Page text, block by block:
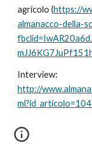
agricolo (https://
almanacco-della-
Interview:
http://